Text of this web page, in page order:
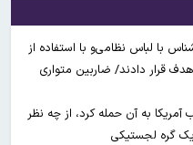
با لباس نظامی‌و با استفاده از
قرار دادند/ ضاربین متواری
به آن حمله کرد، از چه نظر
یک گره لجستیکی